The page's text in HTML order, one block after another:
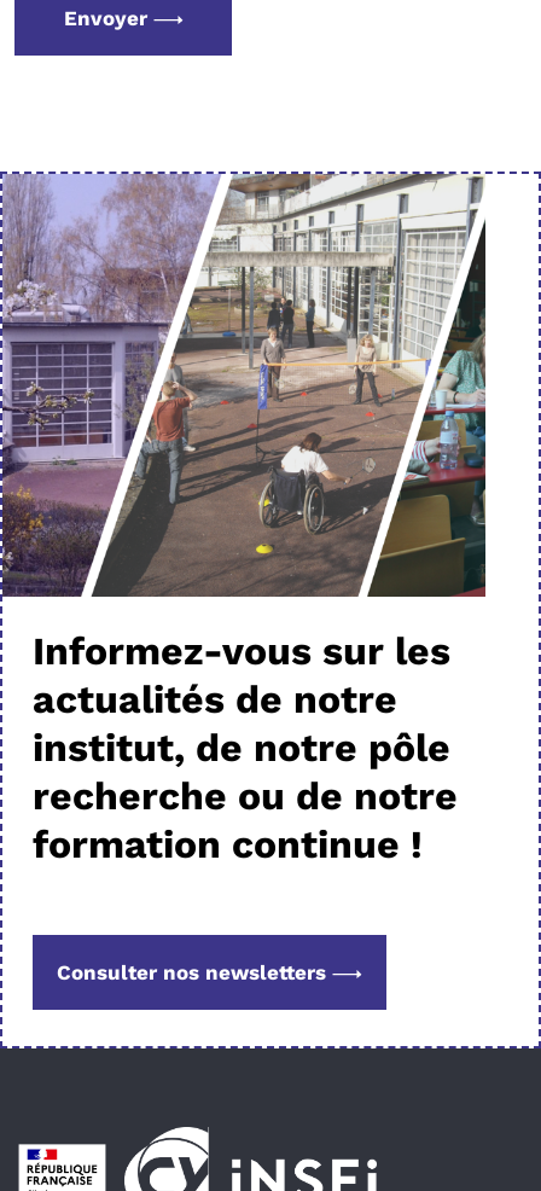
Envoyer
Informez-vous sur les
actualités de notre
institut, de notre pôle
recherche ou de notre
formation continue !
Consulter nos newsletters
Pied de page